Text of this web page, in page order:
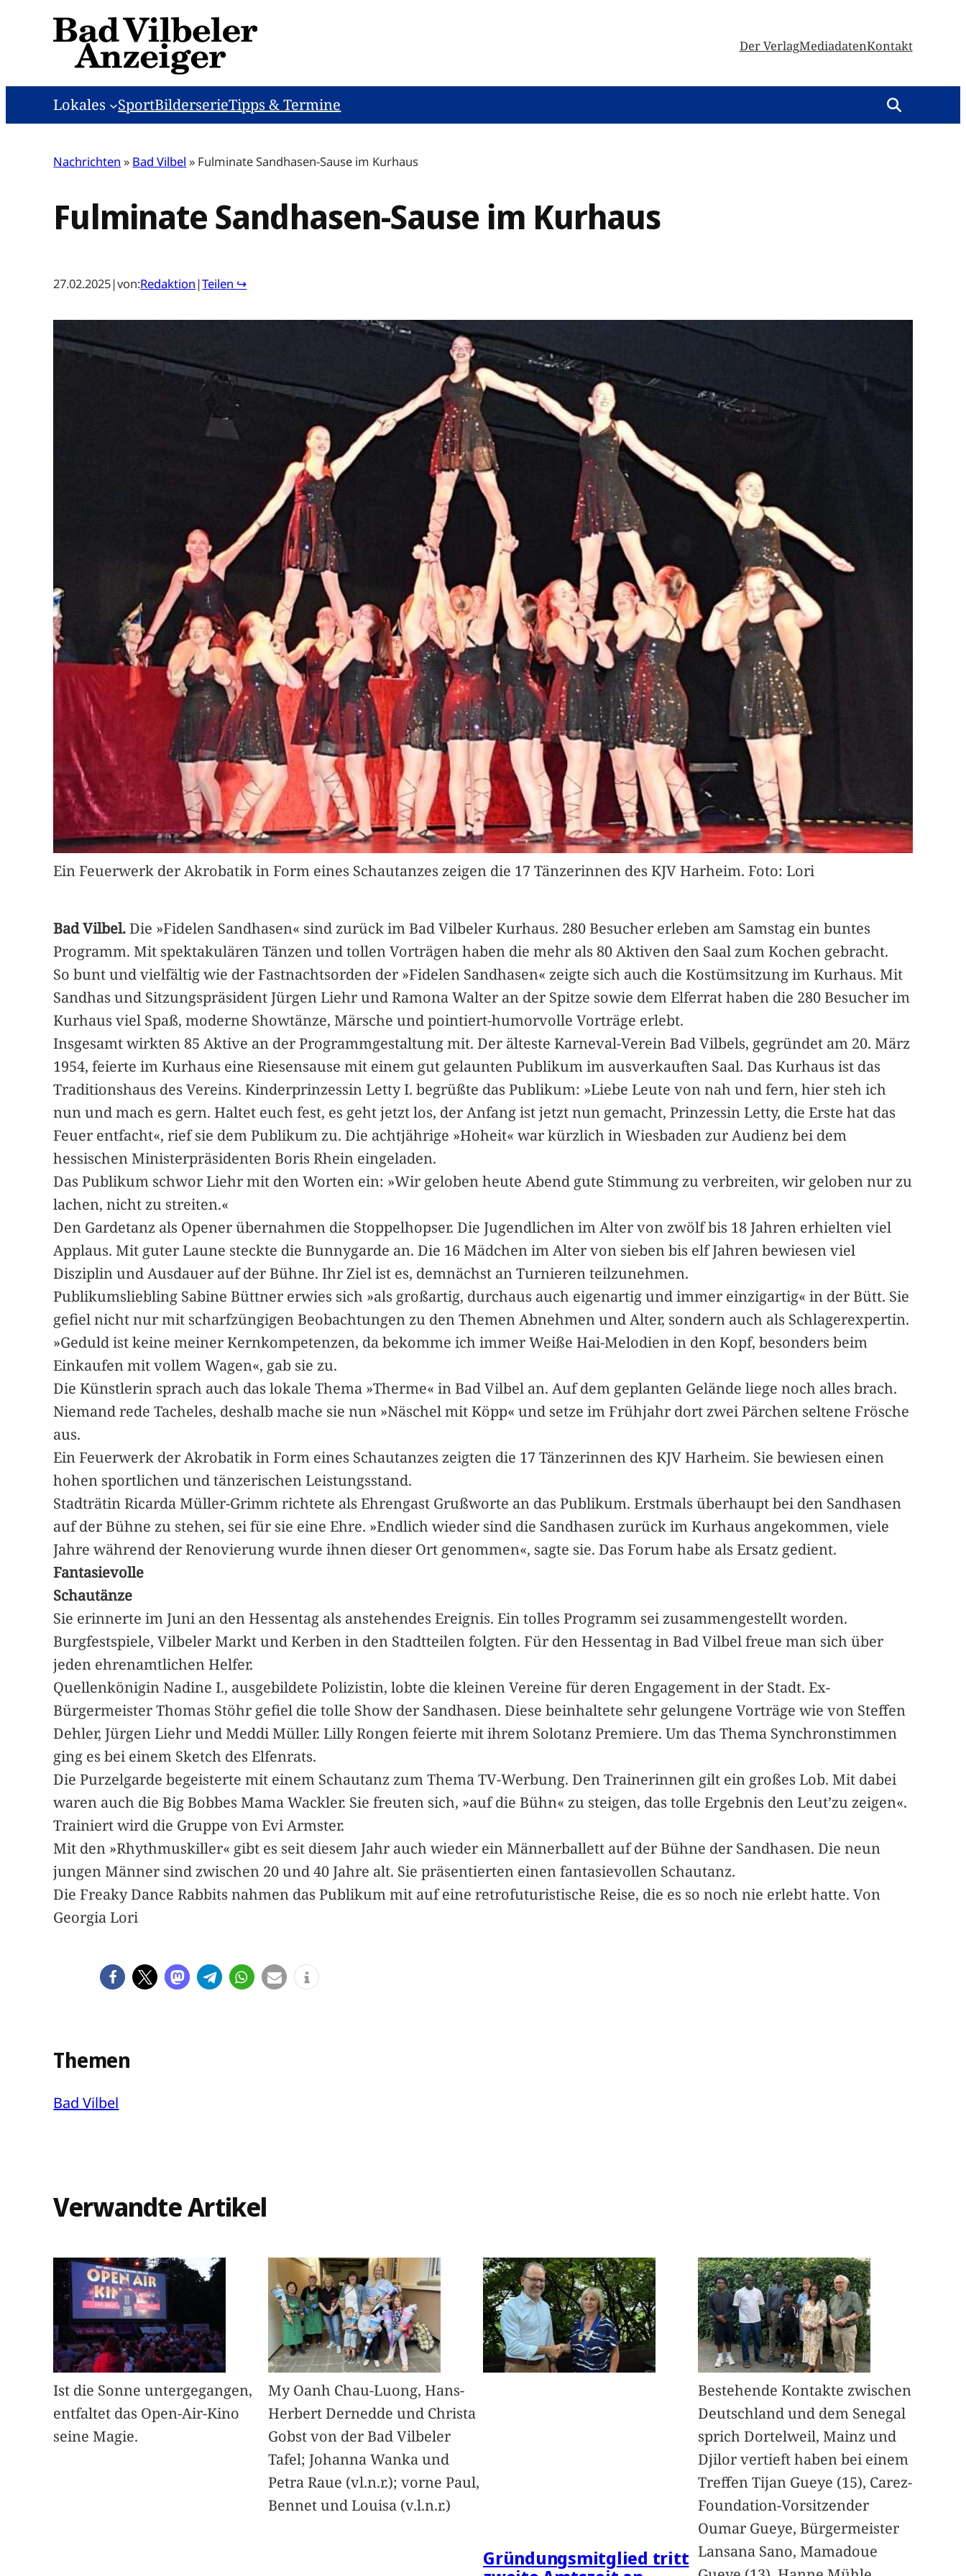
Der VerlagMediadatenKontakt
Lokales SportBilderserieTipps & Termine
Nachrichten » Bad Vilbel » Fulminate Sandhasen-Sause im Kurhaus
Fulminate Sandhasen-Sause im Kurhaus
27.02.2025|von:Redaktion |Teilen ↪
Ein Feuerwerk der Akrobatik in Form eines Schautanzes zeigen die 17 Tänzerinnen des KJV Harheim. Foto: Lori
Bad Vilbel.Die »Fidelen Sandhasen« sind zurück im Bad Vilbeler Kurhaus. 280 Besucher erleben am Samstag ein buntes
Programm. Mit spektakulären Tänzen und tollen Vorträgen haben die mehr als 80 Aktiven den Saal zum Kochen gebracht.
So bunt und vielfältig wie der Fastnachtsorden der »Fidelen Sandhasen« zeigte sich auch die Kostümsitzung im Kurhaus. Mit
Sandhas und Sitzungspräsident Jürgen Liehr und Ramona Walter an der Spitze sowie dem Elferrat haben die 280 Besucher im
Kurhaus viel Spaß, moderne Showtänze, Märsche und pointiert-humorvolle Vorträge erlebt.
Insgesamt wirkten 85 Aktive an der Programmgestaltung mit. Der älteste Karneval-Verein Bad Vilbels, gegründet am 20. März
1954, feierte im Kurhaus eine Riesensause mit einem gut gelaunten Publikum im ausverkauften Saal. Das Kurhaus ist das
Traditionshaus des Vereins. Kinderprinzessin Letty I. begrüßte das Publikum: »Liebe Leute von nah und fern, hier steh ich
nun und mach es gern. Haltet euch fest, es geht jetzt los, der Anfang ist jetzt nun gemacht, Prinzessin Letty, die Erste hat das
Feuer entfacht«, rief sie dem Publikum zu. Die achtjährige »Hoheit« war kürzlich in Wiesbaden zur Audienz bei dem
hessischen Ministerpräsidenten Boris Rhein eingeladen.
Das Publikum schwor Liehr mit den Worten ein: »Wir geloben heute Abend gute Stimmung zu verbreiten, wir geloben nur zu
lachen, nicht zu streiten.«
Den Gardetanz als Opener übernahmen die Stoppelhopser. Die Jugendlichen im Alter von zwölf bis 18 Jahren erhielten viel
Applaus. Mit guter Laune steckte die Bunnygarde an. Die 16 Mädchen im Alter von sieben bis elf Jahren bewiesen viel
Disziplin und Ausdauer auf der Bühne. Ihr Ziel ist es, demnächst an Turnieren teilzunehmen.
Publikumsliebling Sabine Büttner erwies sich »als großartig, durchaus auch eigenartig und immer einzigartig« in der Bütt. Sie
gefiel nicht nur mit scharfzüngigen Beobachtungen zu den Themen Abnehmen und Alter, sondern auch als Schlagerexpertin.
»Geduld ist keine meiner Kernkompetenzen, da bekomme ich immer Weiße Hai-Melodien in den Kopf, besonders beim
Einkaufen mit vollem Wagen«, gab sie zu.
Die Künstlerin sprach auch das lokale Thema »Therme« in Bad Vilbel an. Auf dem geplanten Gelände liege noch alles brach.
Niemand rede Tacheles, deshalb mache sie nun »Näschel mit Köpp« und setze im Frühjahr dort zwei Pärchen seltene Frösche
aus.
Ein Feuerwerk der Akrobatik in Form eines Schautanzes zeigten die 17 Tänzerinnen des KJV Harheim. Sie bewiesen einen
hohen sportlichen und tänzerischen Leistungsstand.
Stadträtin Ricarda Müller-Grimm richtete als Ehrengast Grußworte an das Publikum. Erstmals überhaupt bei den Sandhasen
auf der Bühne zu stehen, sei für sie eine Ehre. »Endlich wieder sind die Sandhasen zurück im Kurhaus angekommen, viele
Jahre während der Renovierung wurde ihnen dieser Ort genommen«, sagte sie. Das Forum habe als Ersatz gedient.
Fantasievolle
Schautänze
Sie erinnerte im Juni an den Hessentag als anstehendes Ereignis. Ein tolles Programm sei zusammengestellt worden.
Burgfestspiele, Vilbeler Markt und Kerben in den Stadtteilen folgten. Für den Hessentag in Bad Vilbel freue man sich über
jeden ehrenamtlichen Helfer.
Quellenkönigin Nadine I., ausgebildete Polizistin, lobte die kleinen Vereine für deren Engagement in der Stadt. Ex-
Bürgermeister Thomas Stöhr gefiel die tolle Show der Sandhasen. Diese beinhaltete sehr gelungene Vorträge wie von Steffen
Dehler, Jürgen Liehr und Meddi Müller. Lilly Rongen feierte mit ihrem Solotanz Premiere. Um das Thema Synchronstimmen
ging es bei einem Sketch des Elfenrats.
Die Purzelgarde begeisterte mit einem Schautanz zum Thema TV-Werbung. Den Trainerinnen gilt ein großes Lob. Mit dabei
waren auch die Big Bobbes Mama Wackler. Sie freuten sich, »auf die Bühn« zu steigen, das tolle Ergebnis den Leut’zu zeigen«.
Trainiert wird die Gruppe von Evi Armster.
Mit den »Rhythmuskiller« gibt es seit diesem Jahr auch wieder ein Männerballett auf der Bühne der Sandhasen. Die neun
jungen Männer sind zwischen 20 und 40 Jahre alt. Sie präsentierten einen fantasievollen Schautanz.
Die Freaky Dance Rabbits nahmen das Publikum mit auf eine retrofuturistische Reise, die es so noch nie erlebt hatte. Von
Georgia Lori
Themen
Bad Vilbel
Verwandte Artikel
Ist die Sonne untergegangen,
entfaltet das Open-Air-Kino
seine Magie.
My Oanh Chau-Luong, Hans-
Herbert Dernedde und Christa
Gobst von der Bad Vilbeler
Tafel; Johanna Wanka und
Petra Raue (vl.n.r.); vorne Paul,
Bennet und Louisa (v.l.n.r.)
Gründungsmitglied tritt
Bestehende Kontakte zwischen
Deutschland und dem Senegal
sprich Dortelweil, Mainz und
Djilor vertieft haben bei einem
Treffen Tijan Gueye (15), Carez-
Foundation-Vorsitzender
Oumar Gueye, Bürgermeister
Lansana Sano, Mamadoue